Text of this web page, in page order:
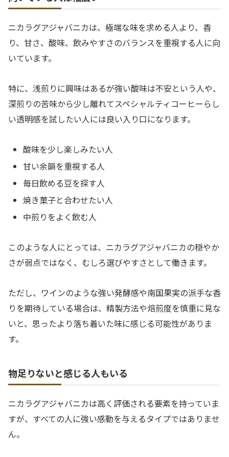
ニカラグアジャバニカは、極端な味を求める人より、香
り、甘さ、酸味、飲みやすさのバランスを重視する人に向
いています。
特に、浅煎りに興味はあるが強い酸味は不安という人や、
深煎りの苦味から少し離れてスペシャルティコーヒーらし
い透明感を試したい人には良い入り口になります。
酸味を少し楽しみたい人
甘い余韻を重視する人
毎日飲める豆を探す人
焼き菓子と合わせたい人
中煎りをよく飲む人
このような人にとっては、ニカラグアジャバニカの穏やか
さが弱点ではなく、むしろ選びやすさとして働きます。
ただし、ワインのような強い発酵感や南国果実の派手な香
りを期待している場合は、精製方法や焙煎度を慎重に見な
いと、思ったより落ち着いた味に感じる可能性がありま
す。
物足りないと感じる人もいる
ニカラグアジャバニカは高く評価される要素を持っていま
すが、すべての人に強い感動を与えるタイプではありませ
ん。